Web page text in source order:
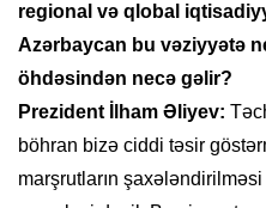
regional və qlobal
Azərbaycan bu vəziyyətə
öhdəsindən necə gəlir?
Prezident İlham Əliyev:
böhran bizə ciddi təsir
marşrutların